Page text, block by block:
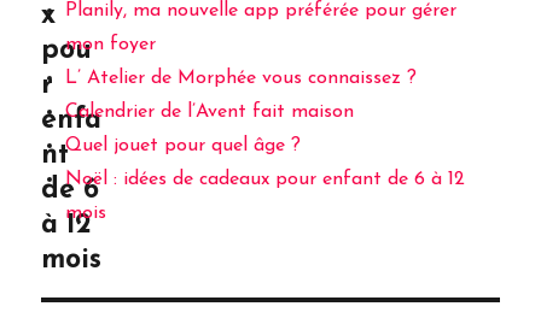
x
pou
r
enfa
nt
de 6
à 12
mois
Planily, ma nouvelle app préférée pour gérer
mon foyer
L’ Atelier de Morphée vous connaissez ?
Calendrier de l’Avent fait maison
Quel jouet pour quel âge ?
Noël : idées de cadeaux pour enfant de 6 à 12
mois